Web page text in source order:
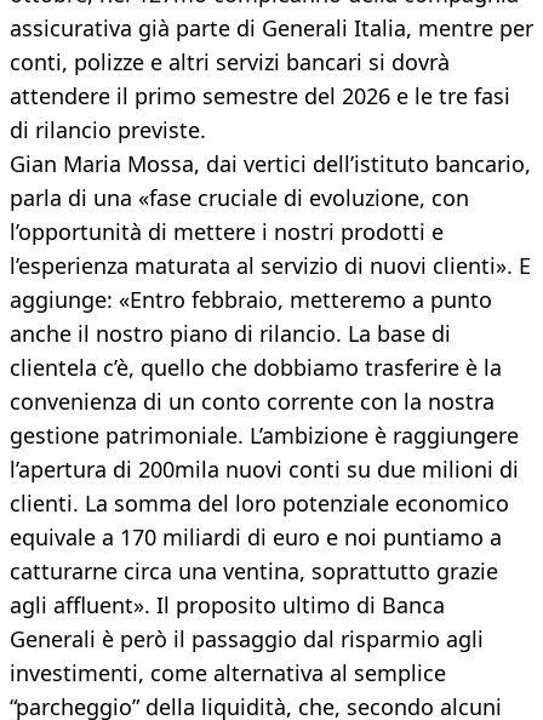
assicurativa già parte di Generali Italia, mentre per
conti, polizze e altri servizi bancari si dovrà
attendere il primo semestre del 2026 e le tre fasi
di rilancio previste.
Gian Maria Mossa, dai vertici dell’istituto bancario,
parla di una «fase cruciale di evoluzione, con
l’opportunità di mettere i nostri prodotti e
l’esperienza maturata al servizio di nuovi clienti». E
aggiunge: «Entro febbraio, metteremo a punto
anche il nostro piano di rilancio. La base di
clientela c’è, quello che dobbiamo trasferire è la
convenienza di un conto corrente con la nostra
gestione patrimoniale. L’ambizione è raggiungere
l’apertura di 200mila nuovi conti su due milioni di
clienti. La somma del loro potenziale economico
equivale a 170 miliardi di euro e noi puntiamo a
catturarne circa una ventina, soprattutto grazie
agli affluent». Il proposito ultimo di Banca
Generali è però il passaggio dal risparmio agli
investimenti, come alternativa al semplice
“parcheggio” della liquidità, che, secondo alcuni